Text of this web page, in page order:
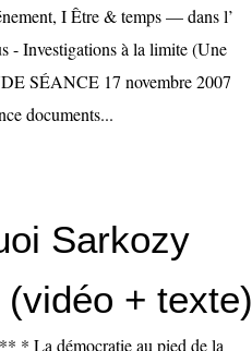
I Être & temps — dans l’
Investigations à la limite (Une
SÉANCE 17 novembre 2007
documents...
Sarkozy
+ texte)
* La démocratie au pied de la